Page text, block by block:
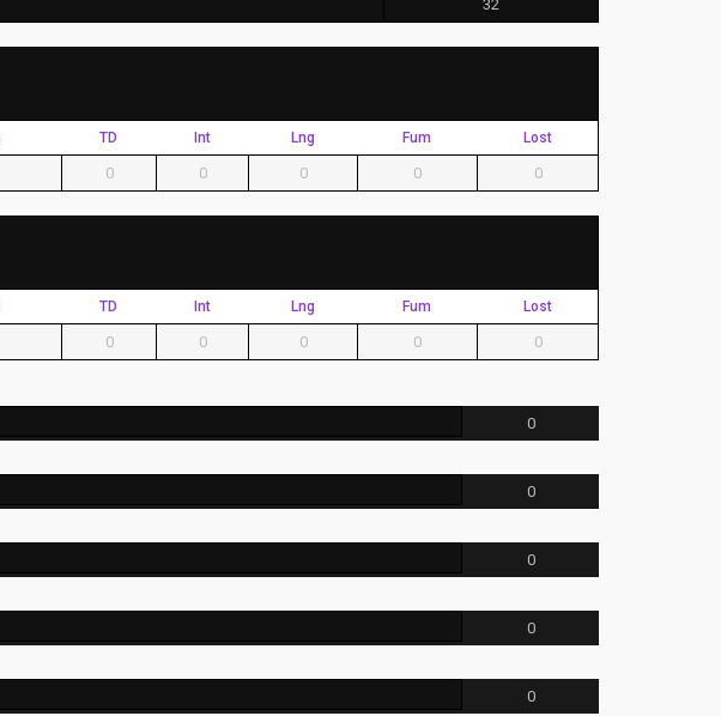
32
TD Int Lng Fum Lost
0 0 0 0 0
TD Int Lng Fum Lost
0 0 0 0 0
0
0
0
0
0